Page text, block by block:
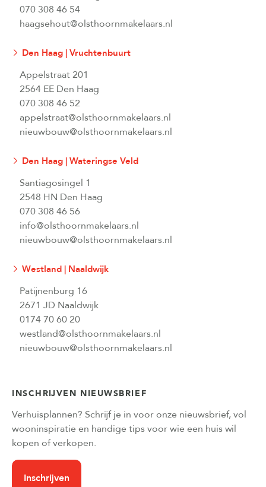
070 308 46 54
haagsehout@olsthoornmakelaars.nl
Den Haag | Vruchtenbuurt
Appelstraat 201
2564 EE Den Haag
070 308 46 52
appelstraat@olsthoornmakelaars.nl
nieuwbouw@olsthoornmakelaars.nl
Den Haag | Wateringse Veld
Santiagosingel 1
2548 HN Den Haag
070 308 46 56
info@olsthoornmakelaars.nl
nieuwbouw@olsthoornmakelaars.nl
Westland | Naaldwijk
Patijnenburg 16
2671 JD Naaldwijk
0174 70 60 20
westland@olsthoornmakelaars.nl
nieuwbouw@olsthoornmakelaars.nl
INSCHRIJVEN NIEUWSBRIEF
Verhuisplannen? Schrijf je in voor onze nieuwsbrief, vol
wooninspiratie en handige tips voor wie een huis wil
kopen of verkopen.
Inschrijven